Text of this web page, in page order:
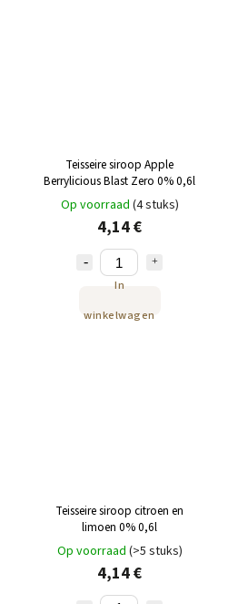
Teisseire siroop Apple
Berrylicious Blast Zero 0% 0,6l
Op voorraad (4 stuks)
4,14 €
In
winkelwagen
Teisseire siroop citroen en
limoen 0% 0,6l
Op voorraad (>5 stuks)
4,14 €